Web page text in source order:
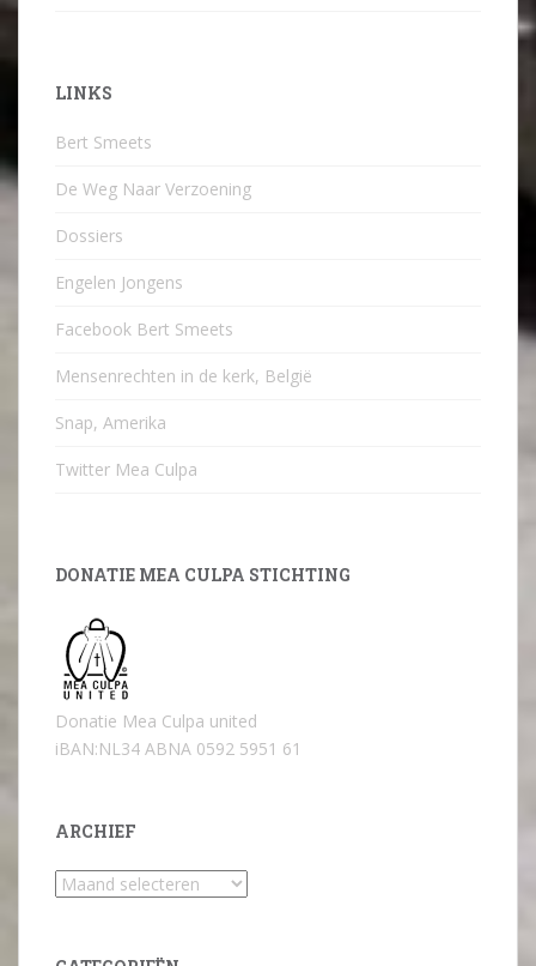
LINKS
Bert Smeets
De Weg Naar Verzoening
Dossiers
Engelen Jongens
Facebook Bert Smeets
Mensenrechten in de kerk, België
Snap, Amerika
Twitter Mea Culpa
DONATIE MEA CULPA STICHTING
Donatie Mea Culpa united
iBAN:NL34 ABNA 0592 5951 61
ARCHIEF
Archief